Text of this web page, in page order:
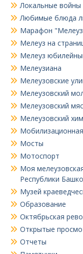
Локальные войны
Любимые блюда
Марафон
Мелеуз на
Мелеуз
Мелеузиана
Мелеузовские
Мелеузовский
Мелеузовский
Мелеузовский
Мосты
Мотоспорт
Моя
Республики
Музей
Образование
Октябрьская
Открытые
Отчеты